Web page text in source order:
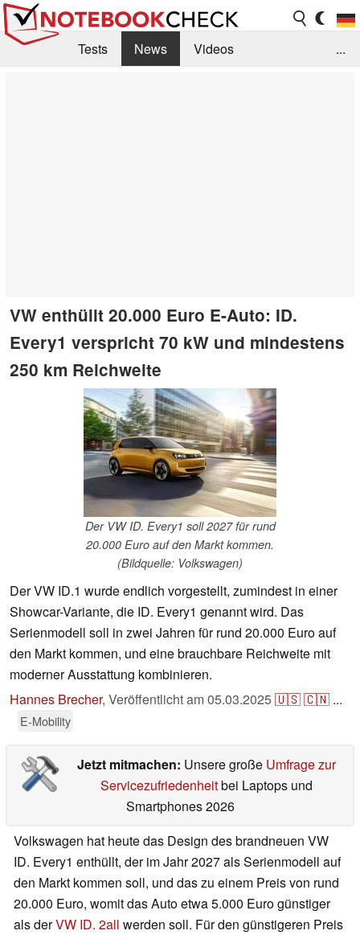
Tests News
Videos
...
VW enthüllt 20.000 Euro E-Auto: ID.
Every1 verspricht 70 kW und mindestens
250 km Reichweite
Der VW ID. Every1 soll 2027 für rund
20.000 Euro auf den Markt kommen.
(Bildquelle: Volkswagen)
Der VW ID.1 wurde endlich vorgestellt, zumindest in einer
Showcar-Variante, die ID. Every1 genannt wird. Das
Serienmodell soll in zwei Jahren für rund 20.000 Euro auf
den Markt kommen, und eine brauchbare Reichweite mit
moderner Ausstattung kombinieren.
Hannes Brecher, Veröffentlicht am05.03.2025🇺🇸🇨🇳 ...
E-Mobility
Jetzt mitmachen: Unsere große Umfrage zur
Servicezufriedenheitbei Laptops und
Smartphones 2026
Volkswagen hat heute das Design des brandneuen VW
ID. Every1 enthüllt, der im Jahr 2027 als Serienmodell auf
den Markt kommen soll, und das zu einem Preis von rund
20.000 Euro, womit das Auto etwa 5.000 Euro günstiger
als derVW ID. 2all werden soll. Für den günstigeren Preis